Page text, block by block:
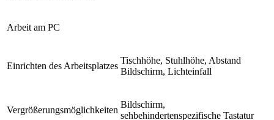
Arbeit am PC
Einrichten des Arbeitsplatzes
Tischhöhe, Stuhlhöhe, Abstand
Bildschirm, Lichteinfall
Vergrößerungsmöglichkeiten
Bildschirm,
sehbehindertenspezifische Tastatur